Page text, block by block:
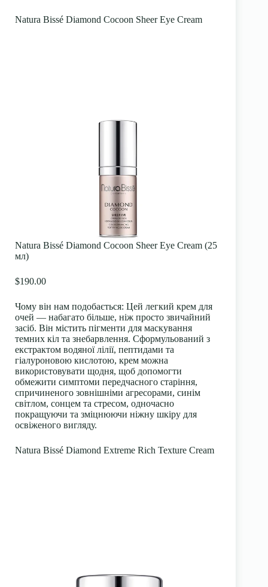
Natura Bissé Diamond Cocoon Sheer Eye Cream
Natura Bissé Diamond Cocoon Sheer Eye Cream (25
мл)
$190.00
Чому він нам подобається: Цей легкий крем для
очей — набагато більше, ніж просто звичайний
засіб. Він містить пігменти для маскування
темних кіл та знебарвлення. Сформульований з
екстрактом водяної лілії, пептидами та
гіалуроновою кислотою, крем можна
використовувати щодня, щоб допомогти
обмежити симптоми передчасного старіння,
спричиненого зовнішніми агресорами, синім
світлом, сонцем та стресом, одночасно
покращуючи та зміцнюючи ніжну шкіру для
освіженого вигляду.
Natura Bissé Diamond Extreme Rich Texture Cream